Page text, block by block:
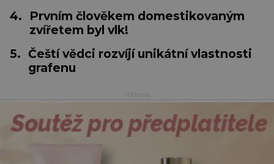
4.
Prvním člověkem domestikovaným
zvířetem byl vlk!
5. Čeští vědci rozvíjí unikátní vlastnosti
grafenu